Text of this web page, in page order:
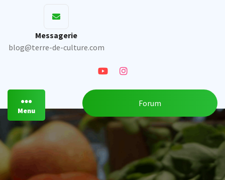
Messagerie
blog@terre-de-culture.com
Menu
Forum